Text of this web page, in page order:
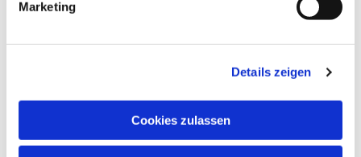
Marketing
Details zeigen
Cookies zulassen